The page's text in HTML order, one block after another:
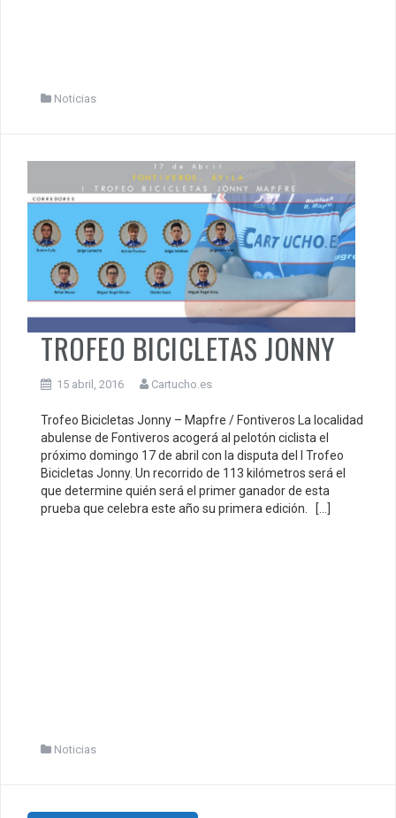
Noticias
TROFEO BICICLETAS JONNY
15 abril, 2016 Cartucho.es
Trofeo Bicicletas Jonny – Mapfre / Fontiveros La localidad
abulense de Fontiveros acogerá al pelotón ciclista el
próximo domingo 17 de abril con la disputa del I Trofeo
Bicicletas Jonny. Un recorrido de 113 kilómetros será el
que determine quién será el primer ganador de esta
prueba que celebra este año su primera edición. […]
Noticias